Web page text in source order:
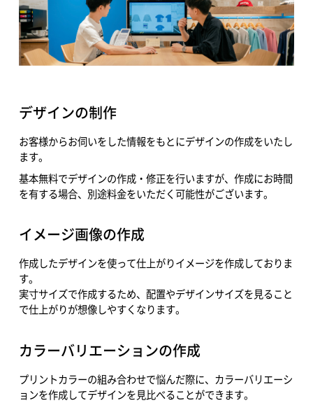
デザインの制作
お客様からお伺いをした情報をもとにデザインの作成をいたし
ます。
基本無料でデザインの作成・修正を行いますが、作成にお時間
を有する場合、別途料金をいただく可能性がございます。
イメージ画像の作成
作成したデザインを使って仕上がりイメージを作成しておりま
す。
実寸サイズで作成するため、配置やデザインサイズを見ること
で仕上がりが想像しやすくなります。
カラーバリエーションの作成
プリントカラーの組み合わせで悩んだ際に、カラーバリエーシ
ョンを作成してデザインを見比べることができます。